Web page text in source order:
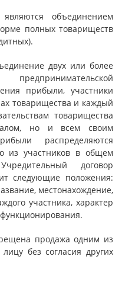
объединением
полных товариществ
двух или более
прибыли, участники
товарищества и каждый
товарищества
но и всем своим
распределяются
из участников в общем
договор
следующие положения:
местонахождение,
участника, характер
продажа одним из
без согласия других